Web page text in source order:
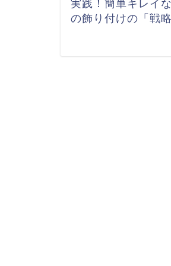
実践！簡単キレイ
の飾り付けの「戦